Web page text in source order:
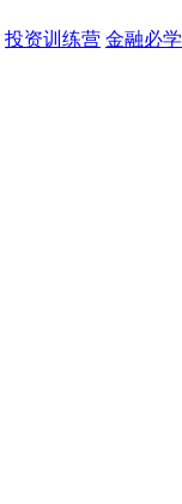
投资训练营 金融必学